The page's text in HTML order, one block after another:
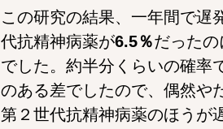
この研究の結果、一年間で遅
代抗精神病薬が6.5％だった
でした。約半分くらいの確率
のある差でしたので、偶然や
第２世代抗精神病薬のほうが